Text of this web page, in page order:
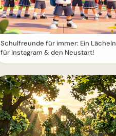
Schulfreunde für immer: Ein Lächeln
für Instagram & den Neustart!